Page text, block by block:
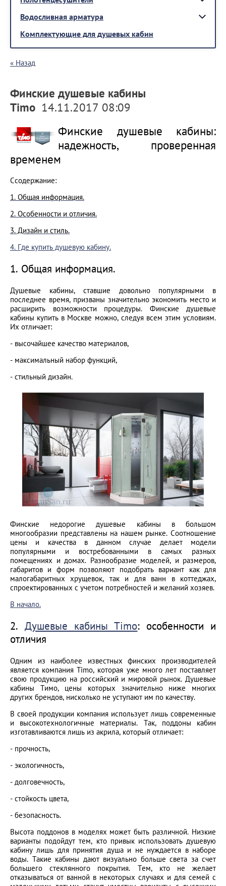
Водосливная арматура
Комплектующие для душевых кабин
« Назад
Финские душевые кабины
Timo 14.11.2017 08:09
Финские душевые кабины:
надежность, проверенная
временем
Ссодержание:
1. Общая информация.
2. Особенности и отличия.
3. Дизайн и стиль.
4. Где купить душевую кабину.
1. Общая информация.
Душевые кабины, ставшие довольно популярными в
последнее время, призваны значительно экономить место и
расширить возможности процедуры. Финские душевые
кабины купить в Москве можно, следуя всем этим условиям.
Их отличает:
- высочайшее качество материалов,
- максимальный набор функций,
- стильный дизайн.
Финские недорогие душевые кабины в большом
многообразии представлены на нашем рынке. Соотношение
цены и качества в данном случае делает модели
популярными и востребованными в самых разных
помещениях и домах. Разнообразие моделей, и размеров,
габаритов и форм позволяют подобрать вариант как для
малогабаритных хрущевок, так и для ванн в коттеджах,
спроектированных с учетом потребностей и желаний хозяев.
В начало.
2. Душевые кабины Timo: особенности и
отличия
Одним из наиболее известных финских производителей
является компания Timo, которая уже много лет поставляет
свою продукцию на российский и мировой рынок. Душевые
кабины Тимо, цены которых значительно ниже многих
других брендов, нисколько не уступают им по качеству.
В своей продукции компания использует лишь современные
и высокотехнологичные материалы. Так, поддоны кабин
изготавливаются лишь из акрила, который отличает:
- прочность,
- экологичность,
- долговечность,
- стойкость цвета,
- безопасность.
Высота поддонов в моделях может быть различной. Низкие
варианты подойдут тем, кто привык использовать душевую
кабину лишь для принятия душа и не нуждается в наборе
воды. Такие кабины дают визуально больше света за счет
большего стеклянного покрытия. Тем, кто не желает
отказываться от ванной в некоторых случаях и для семей с